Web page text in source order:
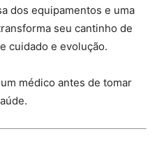
dos equipamentos e uma
seu cantinho de
cuidado e evolução.
médico antes de tomar